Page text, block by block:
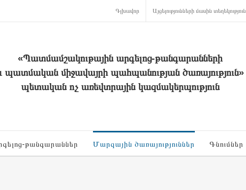
Գլխավոր Այցելությունների մասին տեղեկություն
«Պատմամշակութային արգելոց-թանգարանների
պատմական միջավայրի պահպանության ծառայություն»
պետական ոչ առեվտրային կազմակերպություն
թանգարաններ Մարզային ծառայություններ Գնումներ